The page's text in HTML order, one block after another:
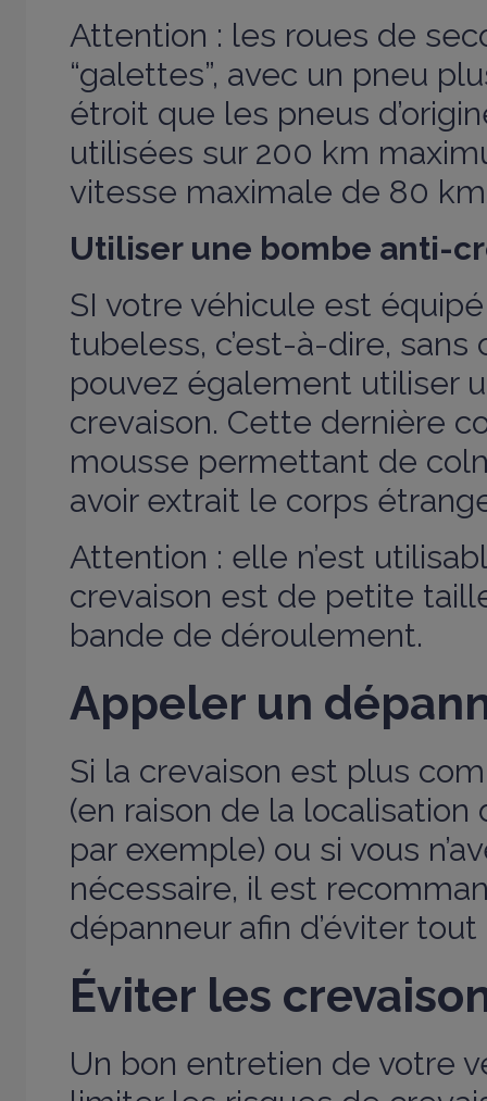
Attention : les roues de
“galettes”, avec un pneu
étroit que les pneus
utilisées sur 200 km
vitesse maximale de 80
Utiliser une bombe anti-
SI votre véhicule est
tubeless, c’est-à-dire, sans
pouvez également utiliser
crevaison. Cette dernière
mousse permettant de
avoir extrait le corps
Attention : elle n’est
crevaison est de petite
bande de déroulement.
Appeler un
Si la crevaison est plus
(en raison de la
par exemple) ou si vous
nécessaire, il est
dépanneur afin d’éviter tout
Éviter les
Un bon entretien de votre